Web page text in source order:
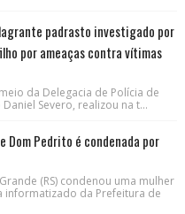
padrasto investigado por
por ameaças contra vítimas
da Delegacia de Polícia de
Severo, realizou na t...
Dom Pedrito é condenada por
(RS) condenou uma mulher
informatizado da Prefeitura de